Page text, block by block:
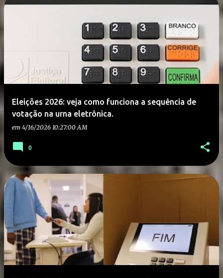
Eleições 2026: veja como funciona a sequência de
votação na urna eletrônica.
em 4/16/2026 10:27:00 AM
0